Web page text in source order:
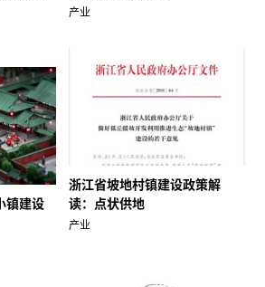
产业
浙江省坡地村镇建设政策解
读：点状供地
产业
镇建设